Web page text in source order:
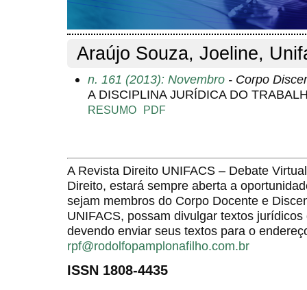
Perfil do autor
Araújo Souza, Joeline,
n. 161 (2013): Novembro - Corpo
A DISCIPLINA JURÍDICA DO
RESUMO PDF
A Revista Direito UNIFACS – Debate
Direito, estará sempre aberta a
sejam membros do Corpo Docente e
UNIFACS, possam divulgar textos
devendo enviar seus textos para o
rpf@rodolfopamplonafilho.com.br
ISSN 1808-4435